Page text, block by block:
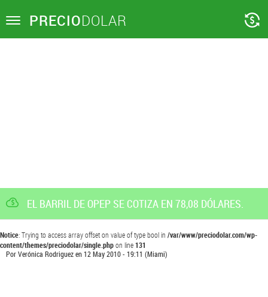
Toggle PRECIODOLAR
EL BARRIL DE OPEP SE COTIZA EN 78,08 DÓLARES.
Notice: Trying to access array offset on value of type bool in /var/www/preciodolar.com/wp-
content/themes/preciodolar/single.phpon line131
PorVerónica Rodriguezen12 May 2010 - 19:11 (Miami)